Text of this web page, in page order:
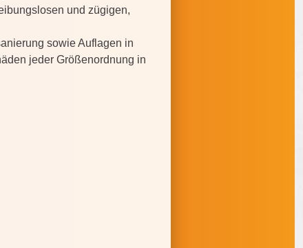
und zügigen,
sowie Auflagen in
jeder Größenordnung in